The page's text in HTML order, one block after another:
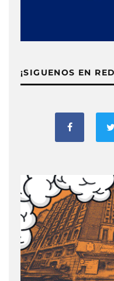
¡SIGUENOS EN